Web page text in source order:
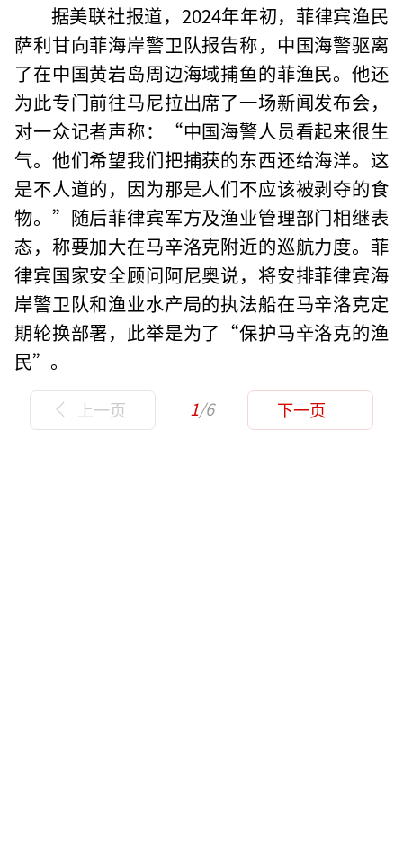
据美联社报道，2024年年初，菲律宾渔民
萨利甘向菲海岸警卫队报告称，中国海警驱离
了在中国黄岩岛周边海域捕鱼的菲渔民。他还
为此专门前往马尼拉出席了一场新闻发布会，
对一众记者声称：“中国海警人员看起来很生
气。他们希望我们把捕获的东西还给海洋。这
是不人道的，因为那是人们不应该被剥夺的食
物。”随后菲律宾军方及渔业管理部门相继表
态，称要加大在马辛洛克附近的巡航力度。菲
律宾国家安全顾问阿尼奥说，将安排菲律宾海
岸警卫队和渔业水产局的执法船在马辛洛克定
期轮换部署，此举是为了“保护马辛洛克的渔
民”。
上一页 1/6 下一页